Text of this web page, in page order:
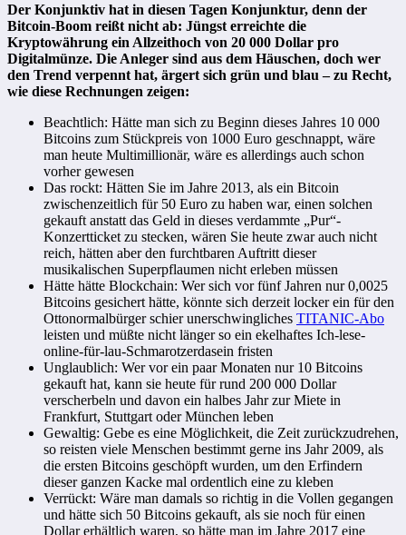
Der Konjunktiv hat in diesen Tagen Konjunktur, denn der
Bitcoin-Boom reißt nicht ab: Jüngst erreichte die
Kryptowährung ein Allzeithoch von 20 000 Dollar pro
Digitalmünze. Die Anleger sind aus dem Häuschen, doch wer
den Trend verpennt hat, ärgert sich grün und blau – zu Recht,
wie diese Rechnungen zeigen:
Beachtlich: Hätte man sich zu Beginn dieses Jahres 10 000
Bitcoins zum Stückpreis von 1000 Euro geschnappt, wäre
man heute Multimillionär, wäre es allerdings auch schon
vorher gewesen
Das rockt: Hätten Sie im Jahre 2013, als ein Bitcoin
zwischenzeitlich für 50 Euro zu haben war, einen solchen
gekauft anstatt das Geld in dieses verdammte „Pur“-
Konzertticket zu stecken, wären Sie heute zwar auch nicht
reich, hätten aber den furchtbaren Auftritt dieser
musikalischen Superpflaumen nicht erleben müssen
Hätte hätte Blockchain: Wer sich vor fünf Jahren nur 0,0025
Bitcoins gesichert hätte, könnte sich derzeit locker ein für den
Ottonormalbürger schier unerschwingliches TITANIC-Abo
leisten und müßte nicht länger so ein ekelhaftes Ich-lese-
online-für-lau-Schmarotzerdasein fristen
Unglaublich: Wer vor ein paar Monaten nur 10 Bitcoins
gekauft hat, kann sie heute für rund 200 000 Dollar
verscherbeln und davon ein halbes Jahr zur Miete in
Frankfurt, Stuttgart oder München leben
Gewaltig: Gebe es eine Möglichkeit, die Zeit zurückzudrehen,
so reisten viele Menschen bestimmt gerne ins Jahr 2009, als
die ersten Bitcoins geschöpft wurden, um den Erfindern
dieser ganzen Kacke mal ordentlich eine zu kleben
Verrückt: Wäre man damals so richtig in die Vollen gegangen
und hätte sich 50 Bitcoins gekauft, als sie noch für einen
Dollar erhältlich waren, so hätte man im Jahre 2017 eine